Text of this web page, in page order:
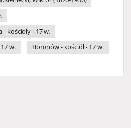
kościoły - 17 w.
w.
Boronów - kościół - 17 w.